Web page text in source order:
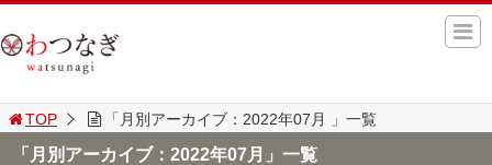
TOP 「月別アーカイブ：2022年07月 」一覧
「月別アーカイブ：2022年07月」一覧